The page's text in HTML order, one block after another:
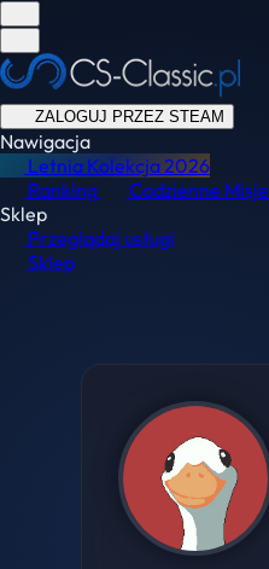
ZALOGUJ PRZEZ STEAM
Nawigacja
Letnia Kolekcja2026
Ranking
Codzienne Misje
Sklep
Przeglądaj usługi
Sklep